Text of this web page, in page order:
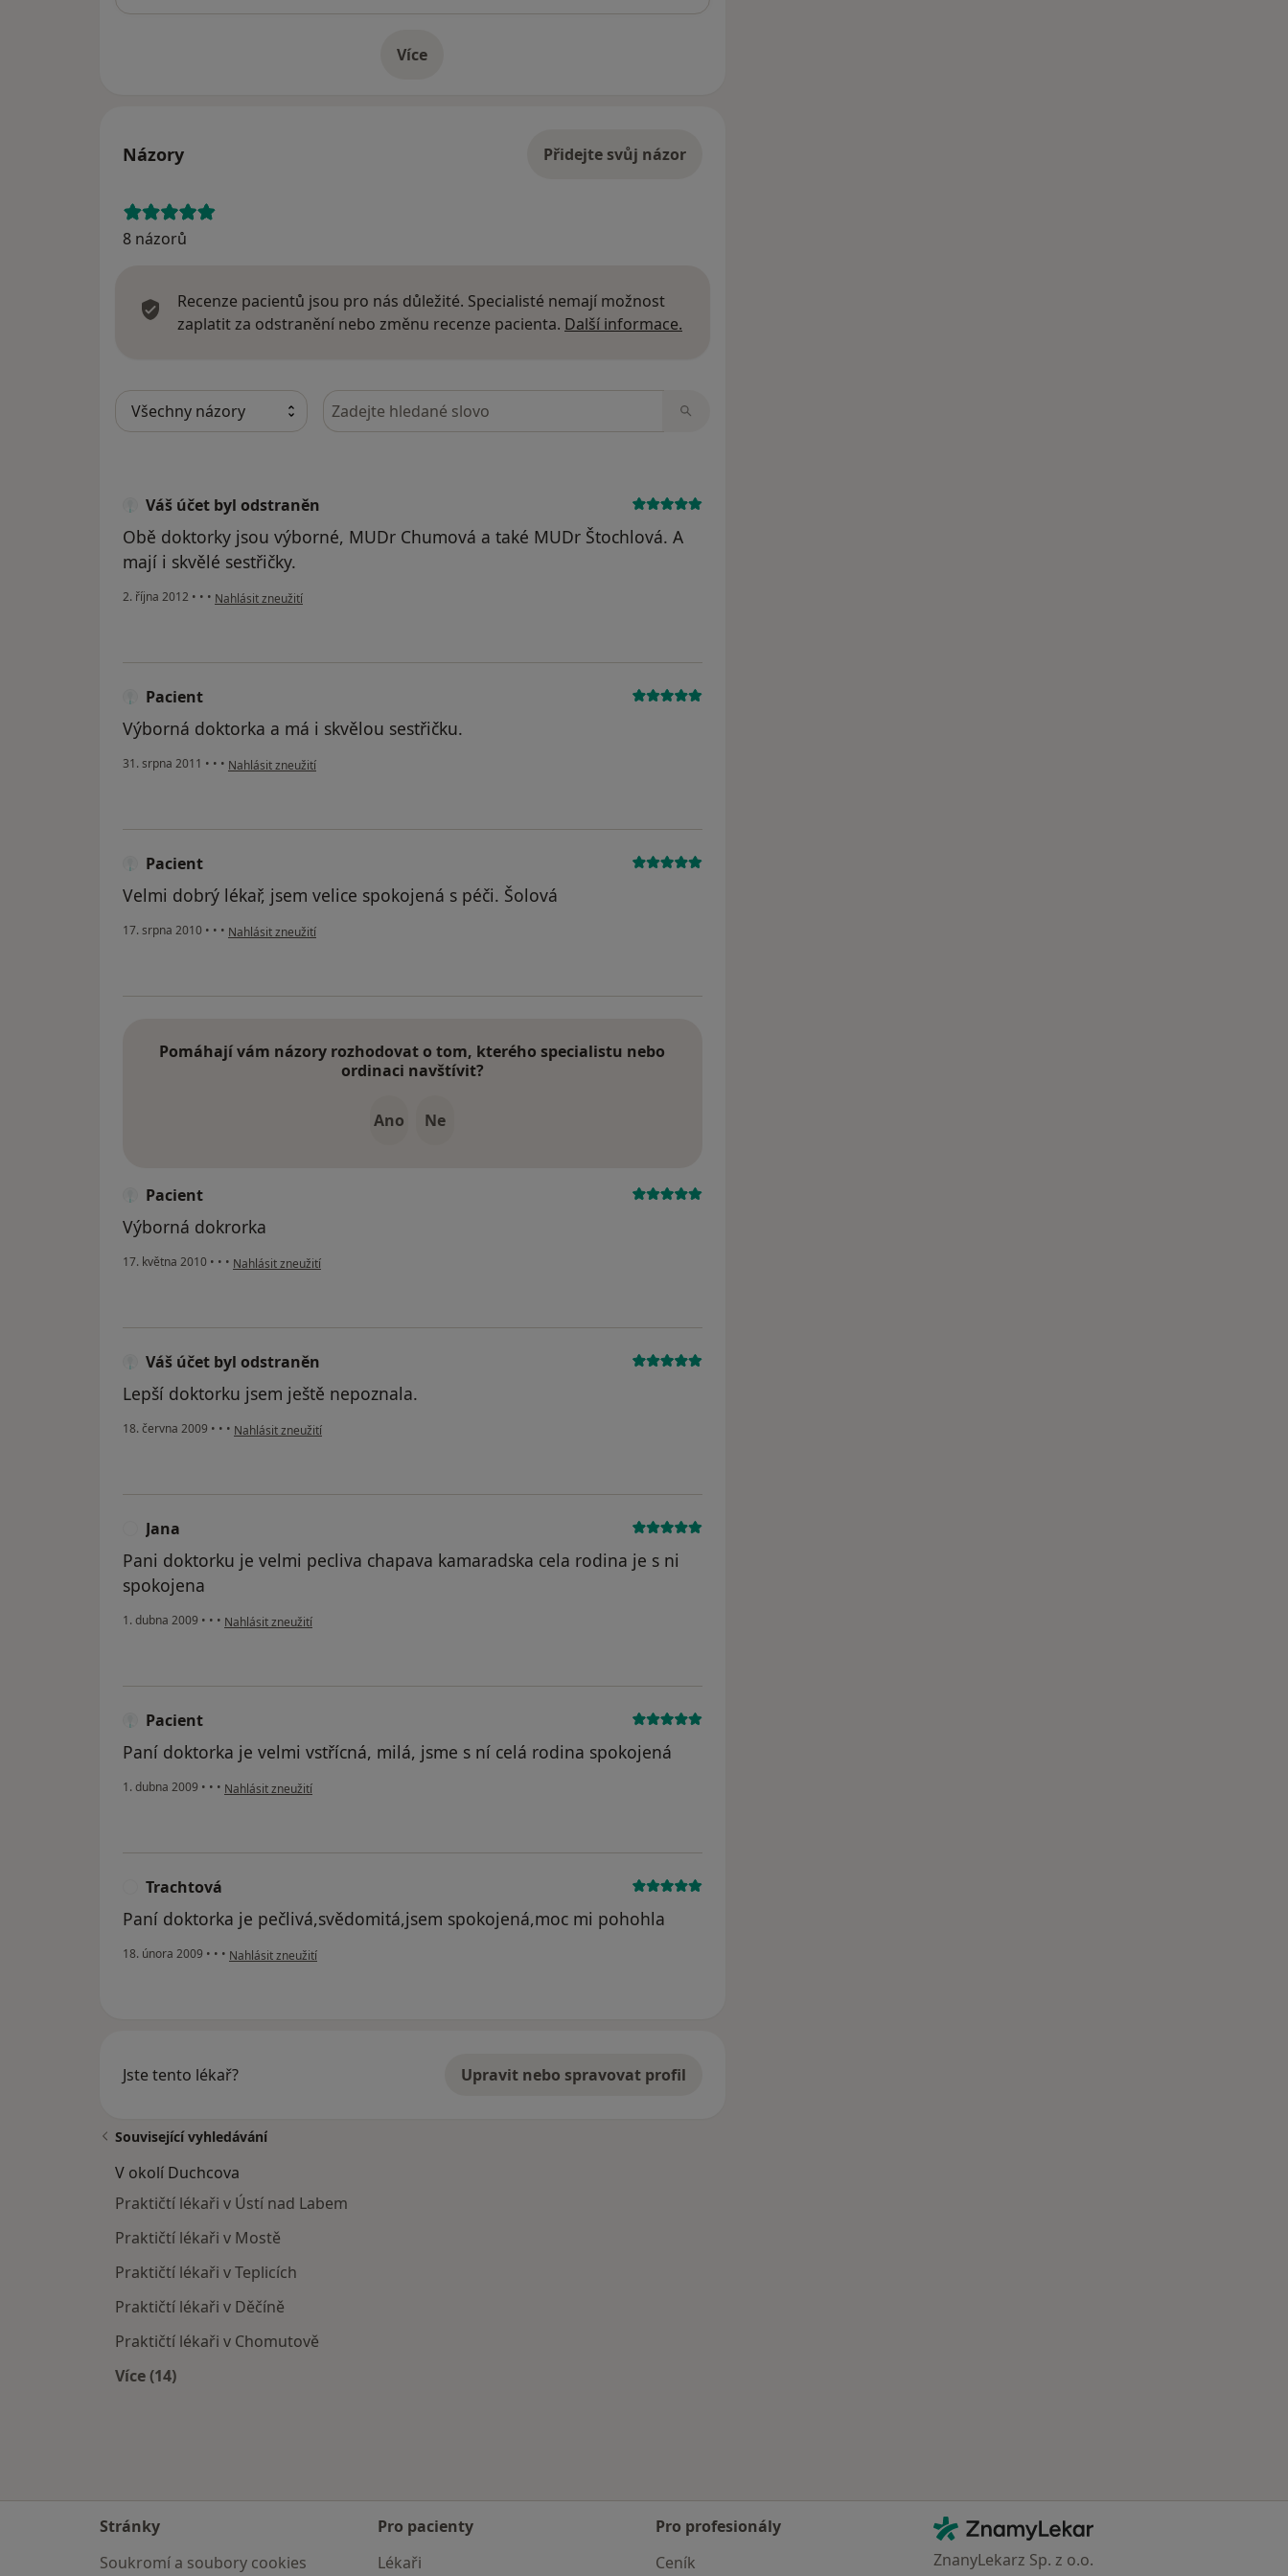
Víceo adrese
Názory Přidejte svůj názor
8 názorů
Recenze pacientů jsou pro nás důležité. Specialisté nemají možnost
zaplatit za odstranění nebo změnu recenze pacienta. Další informace.
Hledejte v názorech
Váš účet byl odstraněn
Obě doktorky jsou výborné, MUDr Chumová a také MUDr Štochlová. A
mají i skvělé sestřičky.
2. října 2012 • • • podle názoru uživatele Váš účet byl odstraněn
Nahlásit zneužití
Pacient
Výborná doktorka a má i skvělou sestřičku.
31. srpna 2011 • • • podle názoru uživatele Pacient
Nahlásit zneužití
Pacient
Velmi dobrý lékař, jsem velice spokojená s péči. Šolová
17. srpna 2010 • • • podle názoru uživatele Pacient
Nahlásit zneužití
Pomáhají vám názory rozhodovat o tom, kterého specialistu nebo
ordinaci navštívit?
Ano Ne
Pacient
Výborná dokrorka
17. května 2010 • • • podle názoru uživatele Pacient
Nahlásit zneužití
Váš účet byl odstraněn
Lepší doktorku jsem ještě nepoznala.
18. června 2009 • • • podle názoru uživatele Váš účet byl odstraněn
Nahlásit zneužití
Jana
Pani doktorku je velmi pecliva chapava kamaradska cela rodina je s ni
spokojena
1. dubna 2009 • • • podle názoru uživatele Jana
Nahlásit zneužití
Pacient
Paní doktorka je velmi vstřícná, milá, jsme s ní celá rodina spokojená
1. dubna 2009 • • • podle názoru uživatele Pacient
Nahlásit zneužití
Trachtová
Paní doktorka je pečlivá,svědomitá,jsem spokojená,moc mi pohohla
18. února 2009 • • • podle názoru uživatele Trachtová
Nahlásit zneužití
Jste tento lékař? Upravit nebo spravovat profil
Související vyhledávání
V okolí Duchcova
Praktičtí lékaři v Ústí nad Labem
Praktičtí lékaři v Mostě
Praktičtí lékaři v Teplicích
Praktičtí lékaři v Děčíně
Praktičtí lékaři v Chomutově
Více (14)
Stránky
Soukromí a soubory cookies
Pro pacienty
Lékaři
Pro profesionály
Ceník
Kontakt
ZnamyLekar - Hlavní stránka
ZnanyLekarz Sp. z o.o.